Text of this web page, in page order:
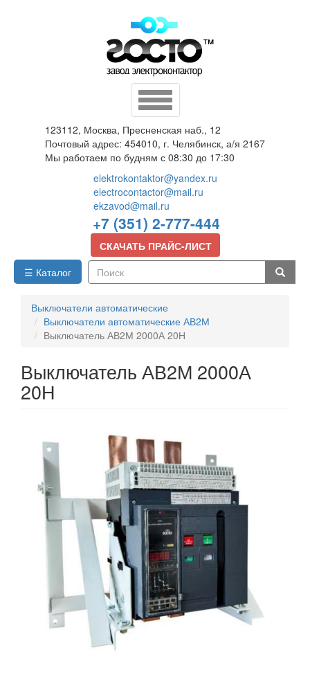
Toggle
navigation
123112, Москва, Пресненская наб., 12
Почтовый адрес: 454010, г. Челябинск, а/я 2167
Мы работаем по будням с 08:30 до 17:30
elektrokontaktor@yandex.ru
electrocontactor@mail.ru
ekzavod@mail.ru
+7 (351) 2-777-444
СКАЧАТЬ ПРАЙС-ЛИСТ
☰ Каталог
Выключатели автоматические
Выключатели автоматические АВ2М
Выключатель АВ2М 2000А 20Н
Выключатель АВ2М 2000А
20Н